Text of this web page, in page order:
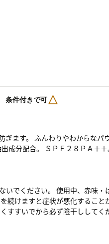
条件付きで可△
ます。 ふんわりやわからな
成分配合。 ＳＰＦ２８ＰＡ＋＋
でください。 使用中、赤味
続けますと症状が悪化するこ
すすいでから必ず陰干ししてく